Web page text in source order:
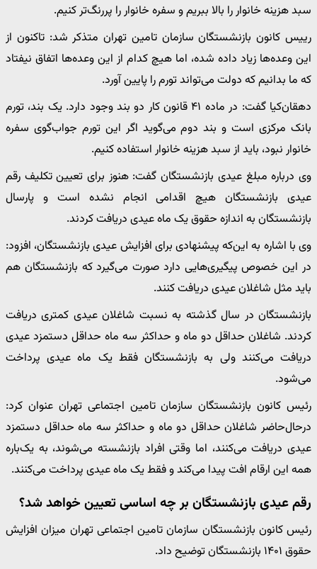
سبد هزینه خانوار را بالا ببریم و سفره خانوار را پررنگ‌تر کنیم.
رییس کانون بازنشستگان سازمان تامین تهران متذکر شد: تاکنون از
این وعده‌ها زیاد داده شده، اما هیچ کدام از این وعده‌ها اتفاق نیفتاد
که ما بدانیم که دولت می‌تواند تورم را پایین آورد.
دهقان‌کیا گفت: در ماده ۴۱ قانون کار دو بند وجود دارد. یک بند، تورم
بانک مرکزی است و بند دوم می‌گوید اگر این تورم جواب‌گوی سفره
خانوار نبود، باید از سبد هزینه خانوار استفاده کنیم.
وی درباره مبلغ عیدی بازنشستگان گفت: هنوز برای تعیین تکلیف رقم
عیدی بازنشستگان هیچ اقدامی انجام نشده است و پارسال
بازنشستگان به اندازه حقوق یک ماه عیدی دریافت کردند.
وی با اشاره به این‌که پیشنهادی برای افزایش عیدی بازنشستگان، افزود:
در این خصوص پیگیری‌هایی دارد صورت می‌گیرد که بازنشستگان هم
باید مثل شاغلان عیدی دریافت کنند.
بازنشستگان در سال گذشته به نسبت شاغلان عیدی کمتری دریافت
کردند. شاغلان حداقل دو ماه و حداکثر سه ماه حداقل دستمزد عیدی
دریافت می‌کنند ولی به بازنشستگان فقط یک ماه عیدی پرداخت
می‌شود.
رئیس کانون بازنشستگان سازمان تامین اجتماعی تهران عنوان کرد:
درحال‌حاضر شاغلان حداقل دو ماه و حداکثر سه ماه حداقل دستمزد
عیدی دریافت می‌کنند، اما وقتی افراد بازنشسته می‌شوند، به یک‌باره
همه این ارقام افت پیدا می‌کند و فقط یک ماه عیدی پرداخت می‌کنند.
رقم عیدی بازنشستگان بر چه اساسی تعیین خواهد شد؟
رئیس کانون بازنشستگان سازمان تامین اجتماعی تهران میزان افزایش
حقوق ۱۴۰۱ بازنشستگان توضیح داد.